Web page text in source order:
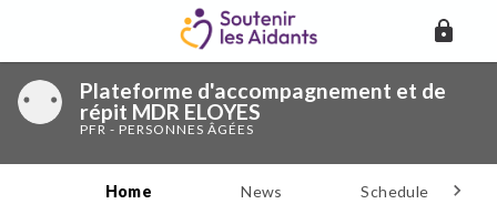
Plateforme d'accompagnement et de
répit MDR ELOYES
PFR - PERSONNES ÂGÉES
Home News Schedule